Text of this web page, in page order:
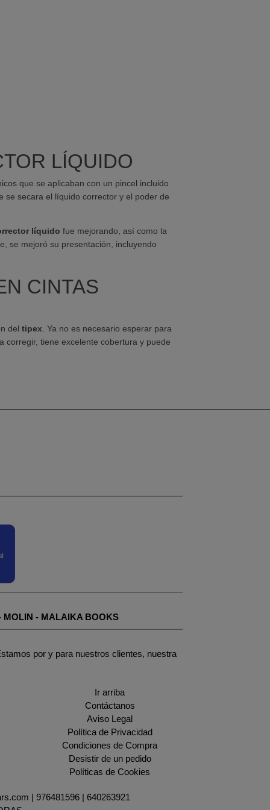
LÍQUIDO
que se aplicaban con un pincel incluido
se secara el líquido corrector y el poder de
líquido fue mejorando, así como la
se mejoró su presentación, incluyendo
CINTAS
deltipex. Ya no es necesario esperar para
corregir, tiene excelente cobertura y puede
MOLIN - MALAIKA BOOKS
por y para nuestros clientes, nuestra
Ir arriba
Contáctanos
Aviso Legal
Política de Privacidad
Condiciones de Compra
Desistir de un pedido
Políticas de Cookies
|976481596 |640263921